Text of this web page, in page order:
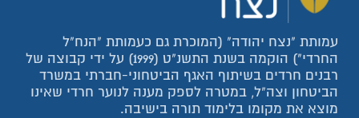
עמותת "נצח יהודה" (המוכרת גם כעמותת "הנח"ל
החרדי") הוקמה בשנת התשנ"ט (1999) על ידי קבוצה של
רבנים חרדים בשיתוף האגף הביטחוני-חברתי במשרד
הביטחון וצה"ל, במטרה לספק מענה לנוער חרדי שאינו
מוצא את מקומו בלימוד תורה בישיבה.